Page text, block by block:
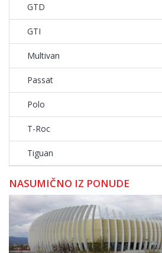
GTD
GTI
Multivan
Passat
Polo
T-Roc
Tiguan
NASUMIČNO IZ PONUDE